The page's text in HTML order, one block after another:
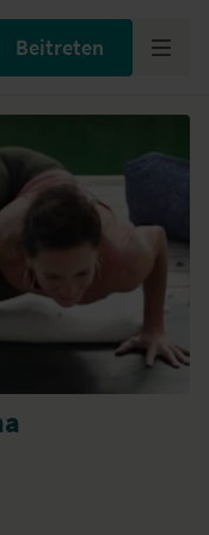
Beitreten